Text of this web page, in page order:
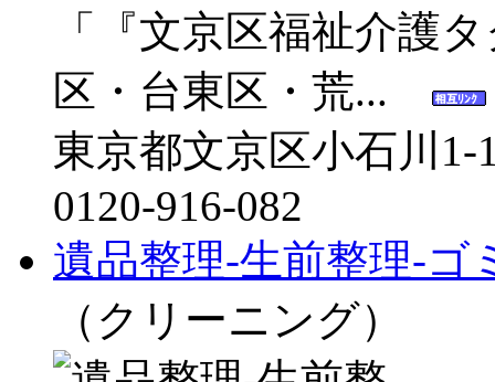
「『文京区福祉介護
区・台東区・荒...
東京都文京区小石川1-
0120-916-082
遺品整理-生前整理-ゴ
（クリーニング）